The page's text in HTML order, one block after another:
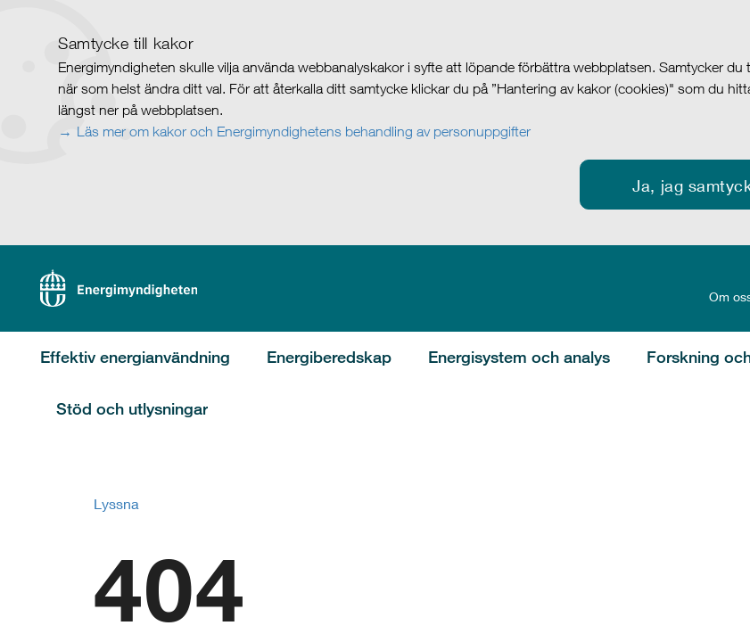
Samtycke till kakor
Energimyndigheten skulle vilja använda webbanalyskakor i syfte att löpande förbättra webbplatsen. Samtycker du
när som helst ändra ditt val. För att återkalla ditt samtycke klickar du på ”Hantering av kakor (cookies)" som du
längst ner på webbplatsen.
Läs mer om kakor och Energimyndighetens behandling av personuppgifter
Ja, jag
Om
Effektiv energianvändning Energiberedskap Energisystem och analys Forskning
Stöd och utlysningar
Lyssna
404